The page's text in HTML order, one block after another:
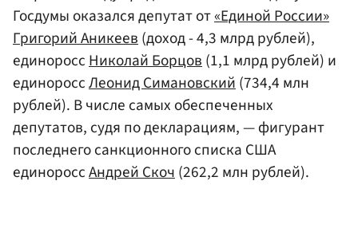
Госдумы оказался депутат от«Единой России»
Григорий Аникеев(доход - 4,3 млрд рублей),
единороссНиколай Борцов(1,1 млрд рублей) и
единороссЛеонид Симановский(734,4 млн
рублей). В числе самых обеспеченных
депутатов, судя по декларациям, — фигурант
последнего санкционного списка США
единороссАндрей Скоч(262,2 млн рублей).